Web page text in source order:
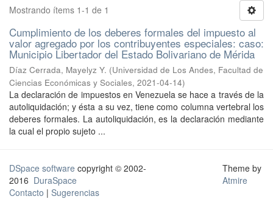
Mostrando ítems 1-1 de 1
Cumplimiento de los deberes formales del impuesto al
valor agregado por los contribuyentes especiales: caso:
Municipio Libertador del Estado Bolivariano de Mérida
Díaz Cerrada, Mayelyz Y. (Universidad de Los Andes, Facultad de
Ciencias Económicas y Sociales, 2021-04-14)
La declaración de impuestos en Venezuela se hace a través de la
autoliquidación; y ésta a su vez, tiene como columna vertebral los
deberes formales. La autoliquidación, es la declaración mediante
la cual el propio sujeto ...
DSpace software copyright © 2002-
2016 DuraSpace
Contacto | Sugerencias
Theme by
Atmire